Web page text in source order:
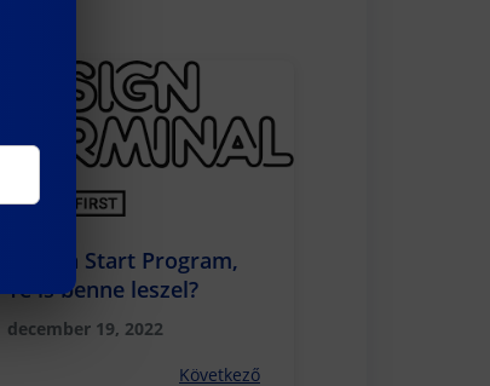
Indul a Start Program,
Te is benne leszel?
december 19, 2022
Következő